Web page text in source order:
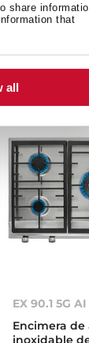
share
that
all
inoxidable
y parrillas
EX 90.1 5G
Encimera de